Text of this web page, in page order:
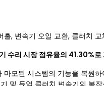
, 변속기 오일 교환, 클러치
수리 시장 점유율의 41.30%
모된 시스템의 기능을 복원